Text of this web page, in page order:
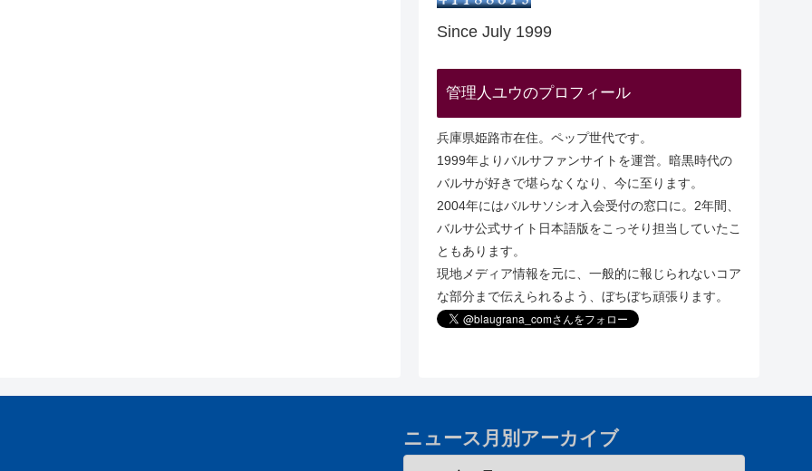
Since July 1999
管理人ユウのプロフィール
兵庫県姫路市在住。ペップ世代です。
1999年よりバルサファンサイトを運営。暗黒時代の
バルサが好きで堪らなくなり、今に至ります。
2004年にはバルサソシオ入会受付の窓口に。2年間、
バルサ公式サイト日本語版をこっそり担当していたこ
ともあります。
現地メディア情報を元に、一般的に報じられないコア
な部分まで伝えられるよう、ぼちぼち頑張ります。
ニュース月別アーカイブ